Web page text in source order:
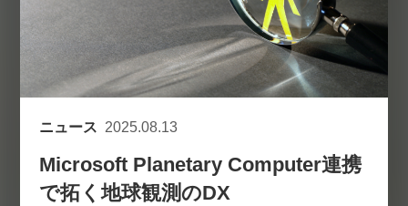
トップページ
特集
動画
サイトマップ
お問い合わせ
個人情報保護法について
採用情報
現在開催予定のセミナー
セミナー
【8/12開催】「イノベーションを
数値化する」～投資される事業の
学ぶ資金調達・巻き込みのリアル
2026-06-10
ニュース 2025.08.13
Microsoft Planetary Computer連携
で拓く地球観測のDX